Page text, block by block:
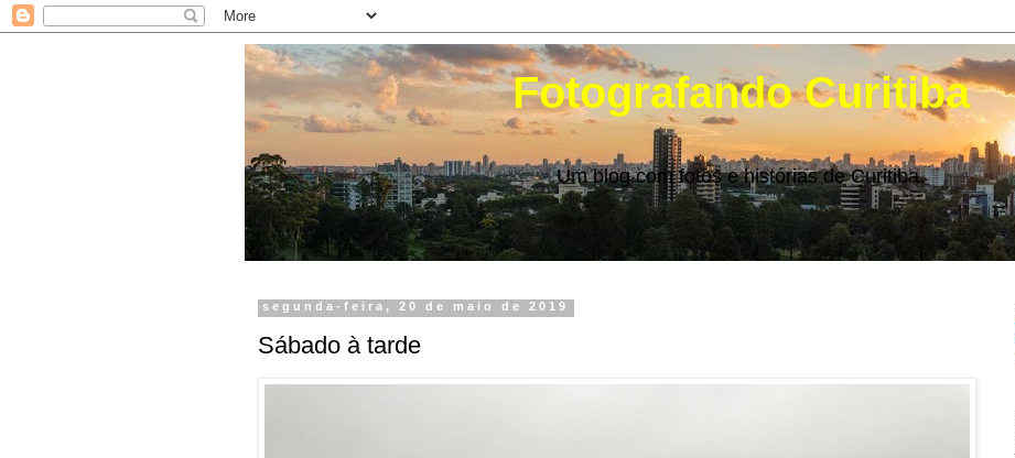
Fotografando Curitiba
Um blog com fotos e histórias de Curitiba.
segunda-feira, 20 de maio de 2019
Sábado à tarde